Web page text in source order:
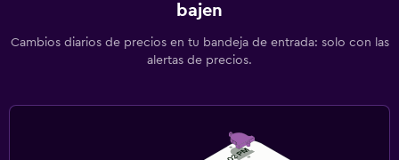
bajen
Cambios diarios de precios en tu bandeja de entrada: solo con las
alertas de precios.